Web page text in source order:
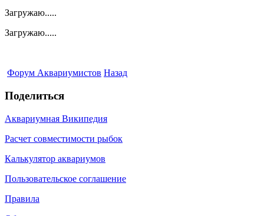
Загружаю.....
Загружаю.....
Форум Аквариумистов Назад
Поделиться
Аквариумная Википедия
Расчет совместимости рыбок
Калькулятор аквариумов
Пользовательское соглашение
Правила